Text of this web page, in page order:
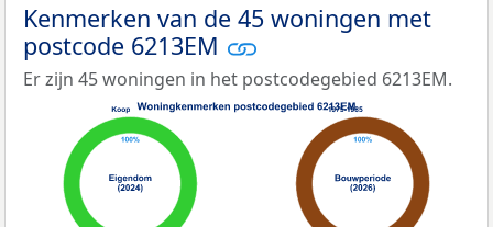
Kenmerken van de 45 woningen met
postcode 6213EM
Er zijn 45 woningen in het postcodegebied 6213EM.